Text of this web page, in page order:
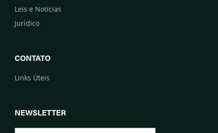
Leis e Notícias
Jurídico
CONTATO
Links Úteis
NEWSLETTER